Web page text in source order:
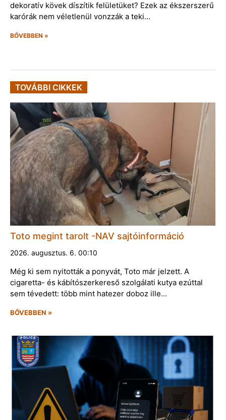
dekoratív kövek díszítik felületüket? Ezek az ékszerszerű
karórák nem véletlenül vonzzák a teki…
BŐVEBBEN »
TOVÁBBI CIKKEK
Toto megint tarolt -NAV sajtóinformáció
2026. augusztus. 6. 00:10
Még ki sem nyitották a ponyvát, Toto már jelzett. A
cigaretta- és kábítószerkereső szolgálati kutya ezúttal
sem tévedett: több mint hatezer doboz ille…
BŐVEBBEN »